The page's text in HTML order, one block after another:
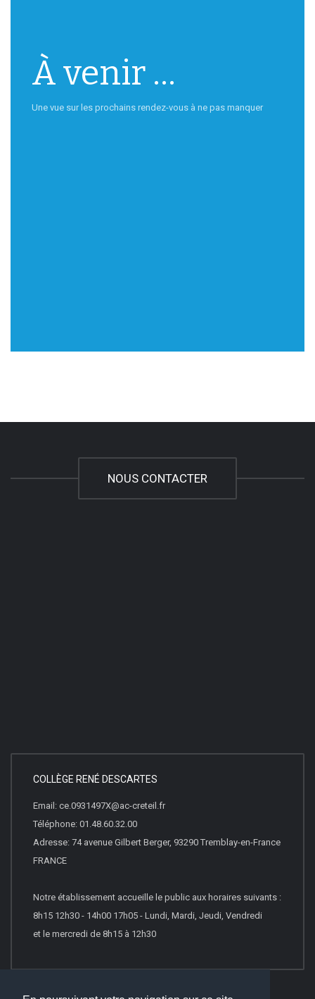
À venir ...
Une vue sur les prochains rendez-vous à ne pas manquer
NOUS CONTACTER
COLLÈGE RENÉ DESCARTES
Email: ce.0931497X@ac-creteil.fr
Téléphone: 01.48.60.32.00
Adresse: 74 avenue Gilbert Berger, 93290 Tremblay-en-France
FRANCE
Notre établissement accueille le public aux horaires suivants :
8h15 12h30 - 14h00 17h05 - Lundi, Mardi, Jeudi, Vendredi
et le mercredi de 8h15 à 12h30